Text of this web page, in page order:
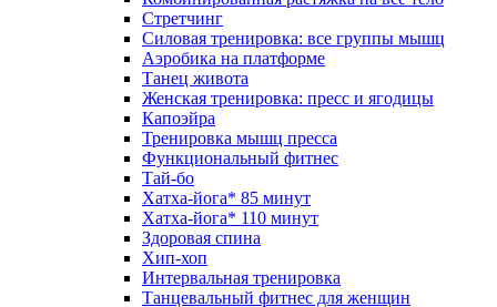
Стретчинг
Силовая тренировка: все группы мышц
Аэробика на платформе
Танец живота
Женская тренировка: пресс и ягодицы
Капоэйра
Тренировка мышц пресса
Функциональный фитнес
Тай-бо
Хатха-йога* 85 минут
Хатха-йога* 110 минут
Здоровая спина
Хип-хоп
Интервальная тренировка
Танцевальный фитнес для женщин